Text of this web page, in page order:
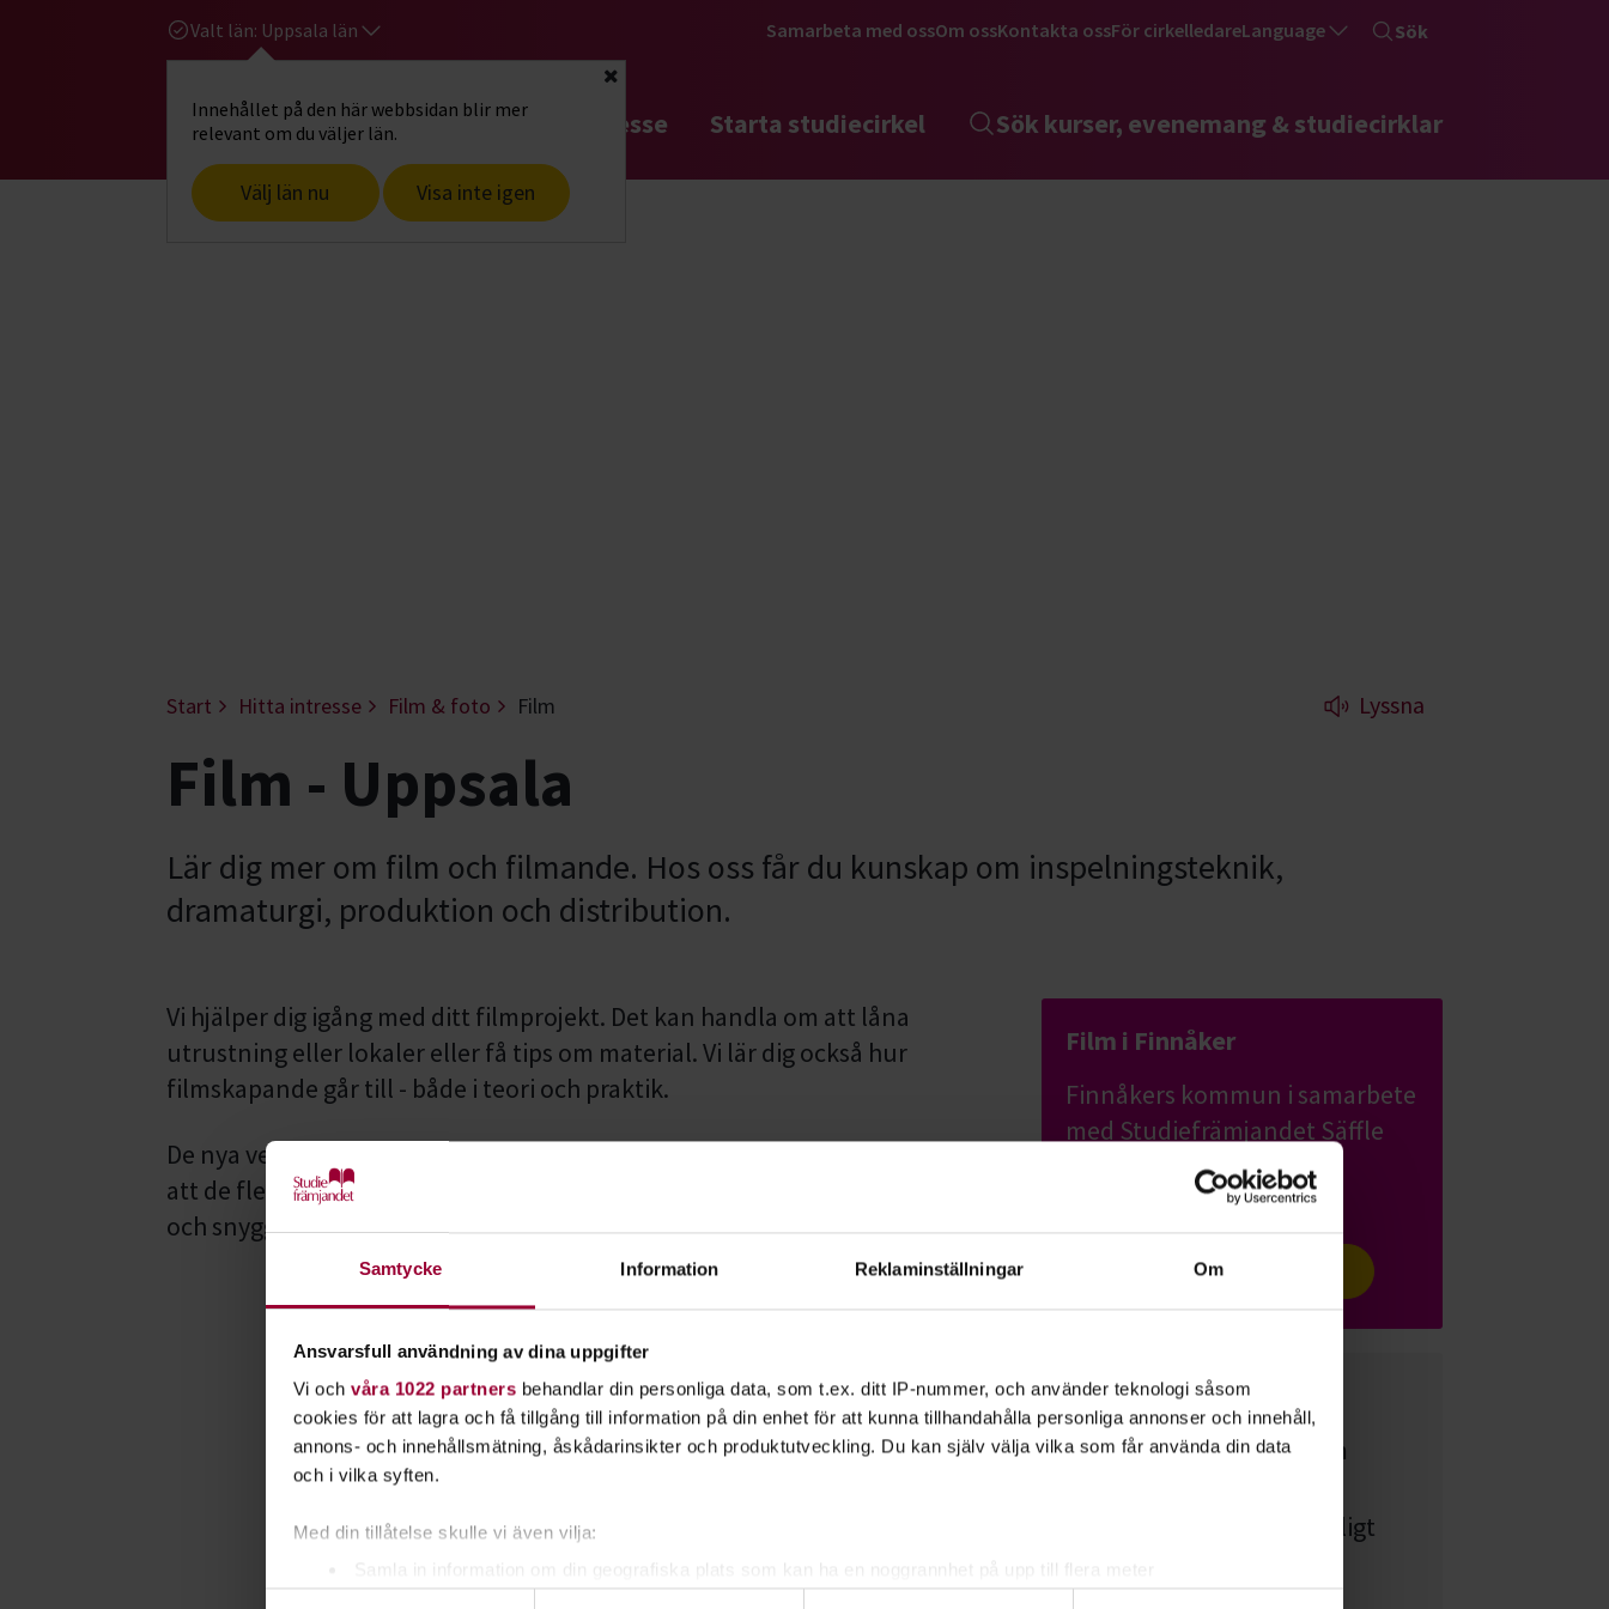
Samtycke Information Reklaminställningar Om
Ansvarsfull användning av dina uppgifter
Vi och våra 1022 partners behandlar din personliga data, som t.ex. ditt IP-nummer, och använder teknologi såsom
cookies för att lagra och få tillgång till information på din enhet för att kunna tillhandahålla personliga annonser och innehåll,
annons- och innehållsmätning, åskådarinsikter och produktutveckling. Du kan själv välja vilka som får använda din data
och i vilka syften.
Med din tillåtelse skulle vi även vilja:
Valt län: Uppsala län
Innehållet på den här webbsidan blir mer
relevant om du väljer län.
Välj län nu Visa inte igen
Stäng
Samarbeta med ossOm ossKontakta ossFör cirkelledareLanguage Sök
Gå till studiefrämjandets startsidaHitta intresse Starta studiecirkel Sök kurser, evenemang & studiecirklar
Start Hitta intresse Film & foto Film Lyssna
Film - Uppsala
Lär dig mer om film och filmande. Hos oss får du kunskap om inspelningsteknik,
dramaturgi, produktion och distribution.
Vi hjälper dig igång med ditt filmprojekt. Det kan handla om att låna
utrustning eller lokaler eller få tips om material. Vi lär dig också hur
filmskapande går till - både i teori och praktik.
De nya verktygen för filmproduktion, distribution och konsumtion gör idag
att de flesta kan producera film. Men ju mer kunskap du har, desto bättre
och snyggare blir givetvis produktionerna.
Film i Finnåker
Finnåkers kommun i samarbete
med Studiefrämjandet Säffle
arrangerar månatliga
filmskapanden
Finnåkers film
Möt Alexej Manvelov
– Det finns ingenting som
tillfredställelse rent själsligt
som att vara en del av